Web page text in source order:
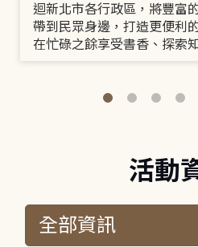
迴新北市各行政區，將豐富
帶到民眾身邊，打造更便利
在忙碌之餘享受書香、探索
活動